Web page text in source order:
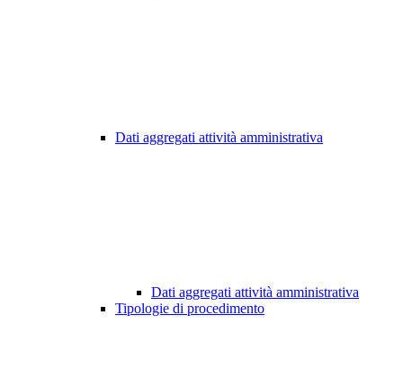
Dati aggregati attività amministrativa
Dati aggregati attività amministrativa
Tipologie di procedimento